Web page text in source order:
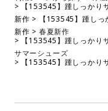
【153545】踵しっかり
新作
【153545】踵し
新作
春夏新作
【153545】踵しっかり
サマーシューズ
【153545】踵しっかり